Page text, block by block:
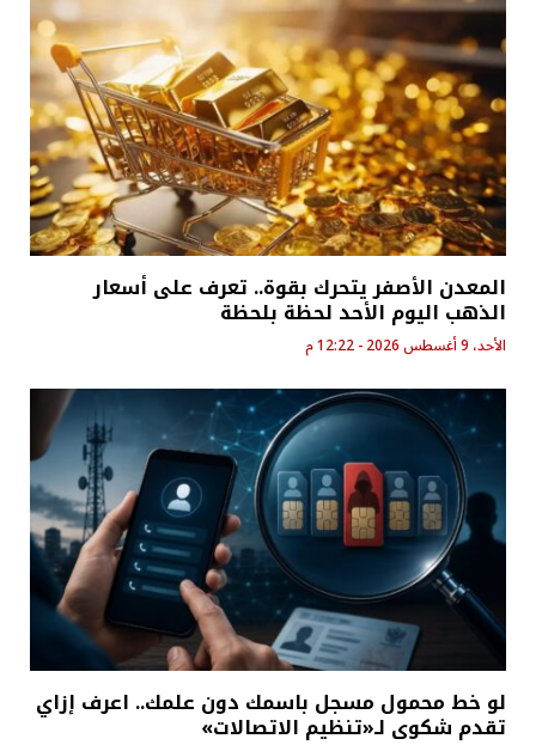
المعدن الأصفر يتحرك بقوة.. تعرف على أسعار
الذهب اليوم الأحد لحظة بلحظة
الأحد، 9 أغسطس 2026 - 12:22 م
لو خط محمول مسجل باسمك دون علمك.. اعرف إزاي
تقدم شكوى لـ«تنظيم الاتصالات»